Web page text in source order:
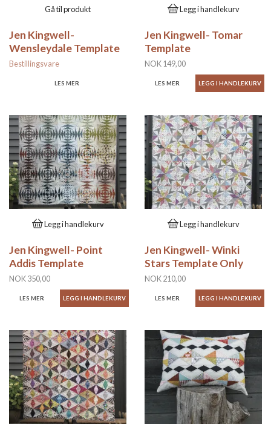
Gå til produkt
Jen Kingwell-
Wensleydale Template
Bestillingsvare
LES MER
Legg i handlekurv
Jen Kingwell- Tomar
Template
NOK 149,00
LES MER
Legg i handlekurv
Jen Kingwell- Point
Addis Template
NOK 350,00
LES MER
Legg i handlekurv
Jen Kingwell- Winki
Stars Template Only
NOK 210,00
LES MER